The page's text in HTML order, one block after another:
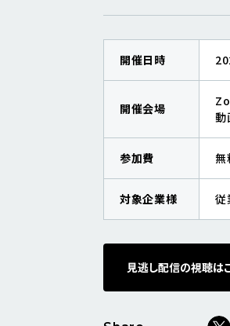
開催日時
開催会場
動
参加費 無
対象企業様 従
見逃し配信の視聴は